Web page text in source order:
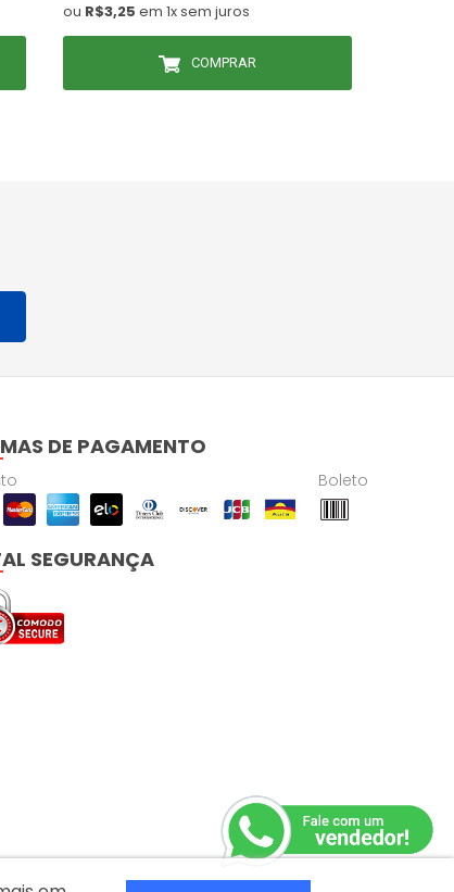
ou R$3,25 em 1x sem juros
COMPRAR
DE PAGAMENTO
Boleto
SEGURANÇA